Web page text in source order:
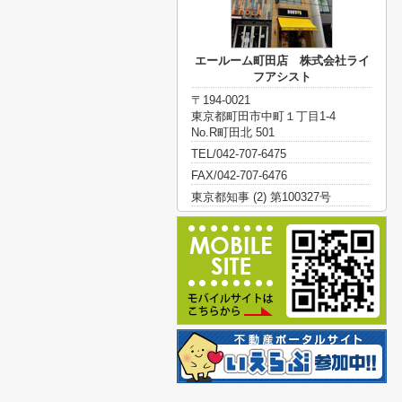
エールーム町田店 株式会社ライ
フアシスト
〒194-0021
東京都町田市中町１丁目1-4
No.R町田北 501
TEL/042-707-6475
FAX/042-707-6476
東京都知事 (2) 第100327号